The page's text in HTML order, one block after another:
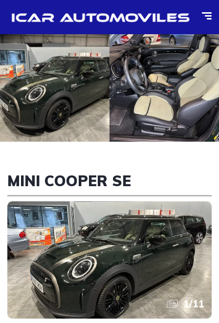
MINI COOPER SE
1/11